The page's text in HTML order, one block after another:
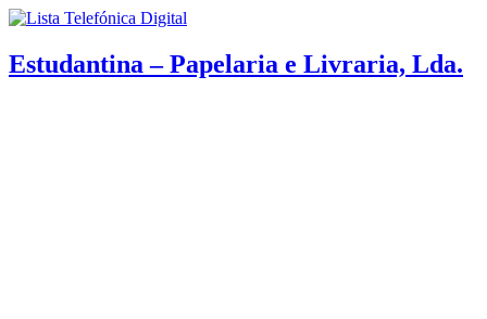
Estudantina – Papelaria e Livraria, Lda.